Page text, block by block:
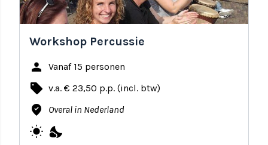
Workshop Percussie
person Vanaf 15 personen
local_offer v.a. € 23,50 p.p. (incl. btw)
where_to_vote Overal in Nederland
wb_sunny nights_stay